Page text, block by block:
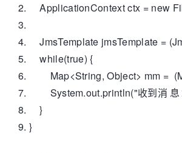
ApplicationContext ctx = new
JmsTemplate jmsTemplate =
while(true) {
Map<String, Object> mm =
System.out.println("收到消
}
}